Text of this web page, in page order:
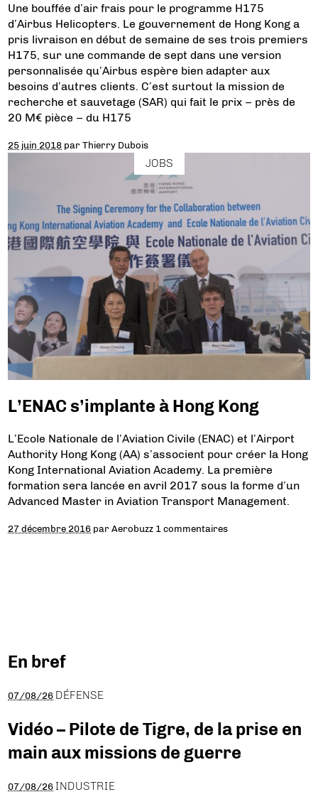
Une bouffée d’air frais pour le programme H175
d’Airbus Helicopters. Le gouvernement de Hong Kong a
pris livraison en début de semaine de ses trois premiers
H175, sur une commande de sept dans une version
personnalisée qu’Airbus espère bien adapter aux
besoins d’autres clients. C’est surtout la mission de
recherche et sauvetage (SAR) qui fait le prix – près de
20 M€ pièce – du H175
25 juin 2018 parThierry Dubois
JOBS
L’ENAC s’implante à Hong Kong
L’Ecole Nationale de l’Aviation Civile (ENAC) et l’Airport
Authority Hong Kong (AA) s’associent pour créer la Hong
Kong International Aviation Academy. La première
formation sera lancée en avril 2017 sous la forme d’un
Advanced Master in Aviation Transport Management.
27 décembre 2016 parAerobuzz 1 commentaires
En bref
07/08/26 DÉFENSE
Vidéo – Pilote de Tigre, de la prise en
main aux missions de guerre
07/08/26 INDUSTRIE